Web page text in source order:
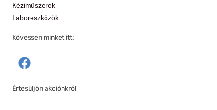
Kéziműszerek
Laboreszközök
Kövessen minket itt:
F
a
e
Értesüljön akciónkról